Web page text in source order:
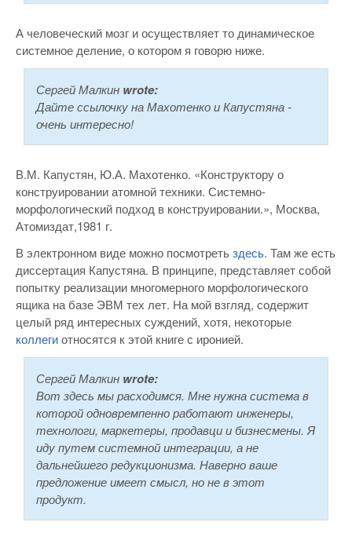
А человеческий мозг и осуществляет то динамическое
системное деление, о котором я говорю ниже.
Сергей Малкин wrote:
Дайте ссылочку на Махотенко и Капустяна -
очень интересно!
В.М. Капустян, Ю.А. Махотенко. «Конструктору о
конструировании атомной техники. Системно-
морфологический подход в конструировании.», Москва,
Атомиздат,1981 г.
В электронном виде можно посмотретьздесь. Там же есть
диссертация Капустяна. В принципе, представляет собой
попытку реализации многомерного морфологического
ящика на базе ЭВМ тех лет. На мой взгляд, содержит
целый ряд интересных суждений, хотя, некоторые
коллегиотносятся к этой книге с иронией.
Сергей Малкин wrote:
Вот здесь мы расходимся. Мне нужна система в
которой одновремпенно работают инженеры,
технологи, маркетеры, продавци и бизнесмены. Я
иду путем системной интеграции, а не
дальнейшего редукционизма. Наверно ваше
предложение имеет смысл, но не в этот
продукт.